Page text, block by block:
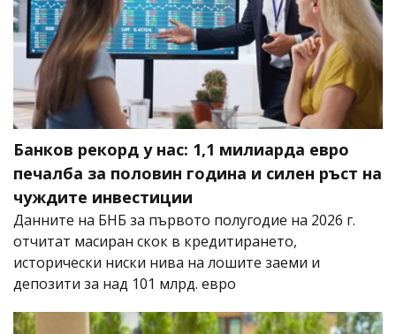
Банков рекорд у нас: 1,1 милиарда евро
печалба за половин година и силен ръст на
чуждите инвестиции
Данните на БНБ за първото полугодие на 2026 г.
отчитат масиран скок в кредитирането,
исторически ниски нива на лошите заеми и
депозити за над 101 млрд. евро